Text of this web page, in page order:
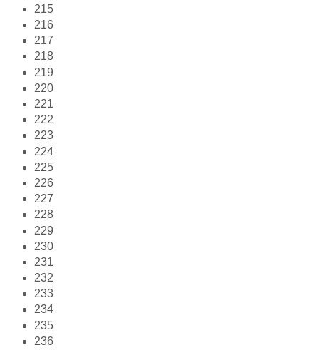
215
216
217
218
219
220
221
222
223
224
225
226
227
228
229
230
231
232
233
234
235
236